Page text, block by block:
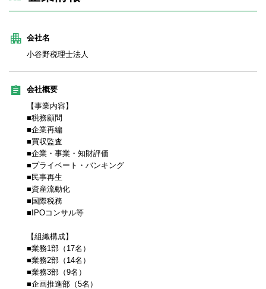
会社名
小谷野税理士法人
会社概要
【事業内容】
■税務顧問
■企業再編
■買収監査
■企業・事業・知財評価
■プライベート・バンキング
■民事再生
■資産流動化
■国際税務
■IPOコンサル等
【組織構成】
■業務1部（17名）
■業務2部（14名）
■業務3部（9名）
■企画推進部（5名）